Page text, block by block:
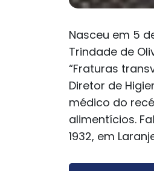
Nasceu em 5
Trindade de
“Fraturas
Diretor de
médico do
alimentícios.
1932, em